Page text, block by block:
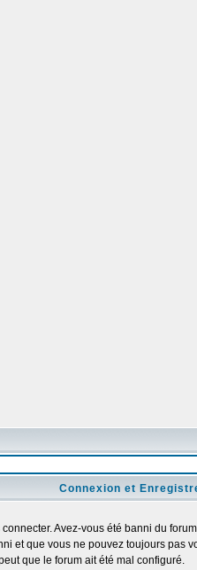
Connexion et
Avez-vous été banni du
et que vous ne pouvez toujours
que le forum ait été mal configuré.